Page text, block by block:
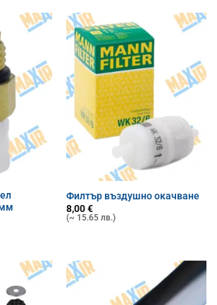
Филтър въздушно окачване
8,00€
(~ 15.65 лв.)